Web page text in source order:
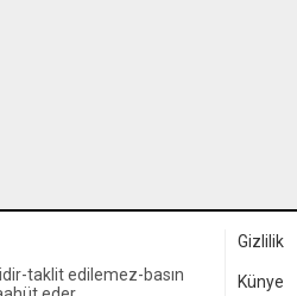
taklit edilemez-basın
Gizlilik
Künye